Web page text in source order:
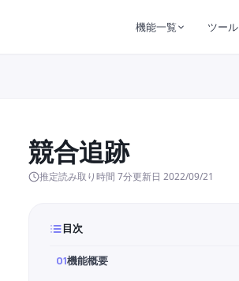
機能一覧 ツール
競合追跡
推定読み取り時間 7分更新日2022/09/21
目次
01機能概要